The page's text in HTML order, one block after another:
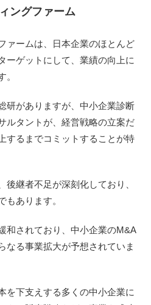
ングファーム
ァームは、日本企業のほとんど
ーゲットにして、業績の向上に
。
研がありますが、中小企業診断
ルタントが、経営戦略の立案だ
するまでコミットすることが特
継者不足が深刻化しており、
もあります。
和されており、中小企業のM&A
なる事業拡大が予想されていま
を下支えする多くの中小企業に